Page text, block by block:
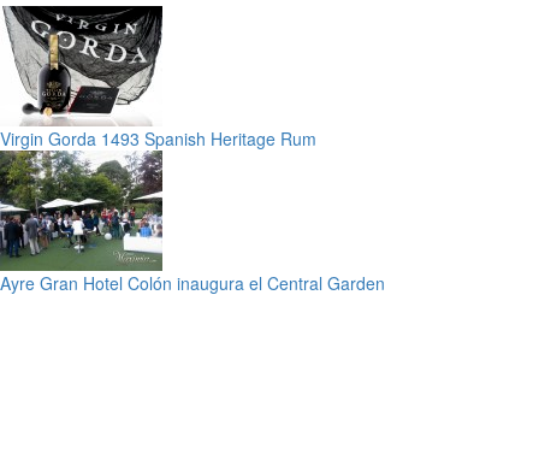
Virgin Gorda 1493 Spanish Heritage Rum
Ayre Gran Hotel Colón inaugura el Central Garden